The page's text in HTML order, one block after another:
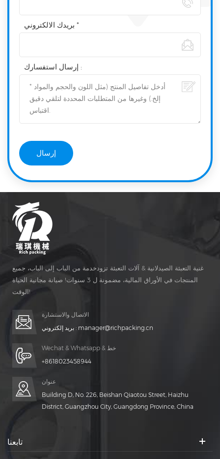
بريدك الالكتروني *
إرسال استفسارك :
غنية التعبئة الصيدلانية & آلات التعبئة تزودخدمة من الباب إلى الباب، جميع
المنتجات في الأوراق المالية، مضمونة ل 3 سنوات! صيانة مجانية الحياة
الوقت!
الاتصال والاستشارة
بريد إلكتروني : manager@richpacking.cn
Wechat & Whatsapp & خط
+8618023458944
عنوان
Building D, No. 226, Beishan Qiaotou Street, Haizhu
District, Guangzhou City, Guangdong Province, China
تابعنا